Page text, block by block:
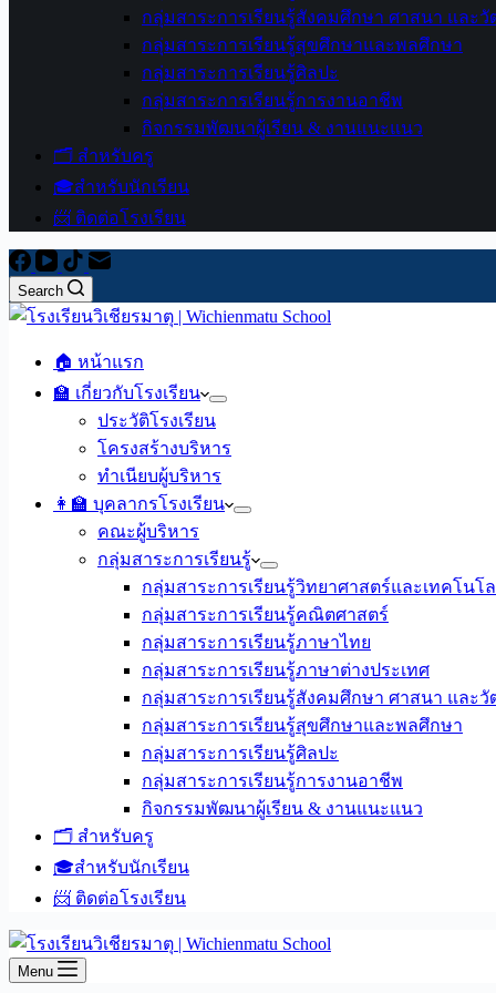
กลุ่มสาระการเรียนรู้สังคมศึกษา ศาสนา และ
กลุ่มสาระการเรียนรู้สุขศึกษาและพลศึกษา
กลุ่มสาระการเรียนรู้ศิลปะ
กลุ่มสาระการเรียนรู้การงานอาชีพ
กิจกรรมพัฒนาผู้เรียน & งานแนะแนว
🗂️ สำหรับครู
🎓สำหรับนักเรียน
📨 ติดต่อโรงเรียน
Search
🏠 หน้าแรก
🏫 เกี่ยวกับโรงเรียน
ประวัติโรงเรียน
โครงสร้างบริหาร
ทำเนียบผู้บริหาร
👩‍🏫 บุคลากรโรงเรียน
คณะผู้บริหาร
กลุ่มสาระการเรียนรู้
กลุ่มสาระการเรียนรู้วิทยาศาสตร์และเทคโนโ
กลุ่มสาระการเรียนรู้คณิตศาสตร์
กลุ่มสาระการเรียนรู้ภาษาไทย
กลุ่มสาระการเรียนรู้ภาษาต่างประเทศ
กลุ่มสาระการเรียนรู้สังคมศึกษา ศาสนา และ
กลุ่มสาระการเรียนรู้สุขศึกษาและพลศึกษา
กลุ่มสาระการเรียนรู้ศิลปะ
กลุ่มสาระการเรียนรู้การงานอาชีพ
กิจกรรมพัฒนาผู้เรียน & งานแนะแนว
🗂️ สำหรับครู
🎓สำหรับนักเรียน
📨 ติดต่อโรงเรียน
Menu